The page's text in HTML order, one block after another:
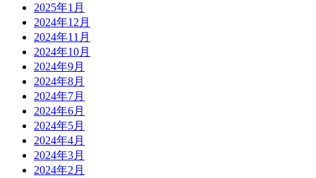
2025年1月
2024年12月
2024年11月
2024年10月
2024年9月
2024年8月
2024年7月
2024年6月
2024年5月
2024年4月
2024年3月
2024年2月